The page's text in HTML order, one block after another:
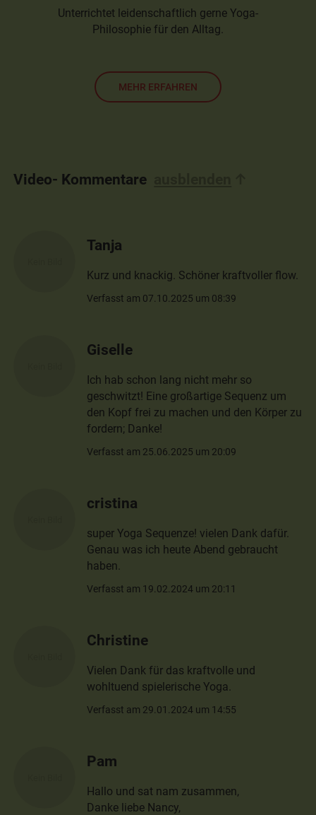
Unterrichtet leidenschaftlich gerne Yoga-
Philosophie für den Alltag.
MEHR ERFAHREN
Video- Kommentare
Tanja
Kurz und knackig. Schöner kraftvoller flow.
Verfasst am 07.10.2025 um 08:39
Giselle
Ich hab schon lang nicht mehr so
geschwitzt! Eine großartige Sequenz um
den Kopf frei zu machen und den Körper zu
fordern; Danke!
Verfasst am 25.06.2025 um 20:09
cristina
super Yoga Sequenze! vielen Dank dafür.
Genau was ich heute Abend gebraucht
haben.
Verfasst am 19.02.2024 um 20:11
Christine
Vielen Dank für das kraftvolle und
wohltuend spielerische Yoga.
Verfasst am 29.01.2024 um 14:55
Pam
Hallo und sat nam zusammen,
Danke liebe Nancy,